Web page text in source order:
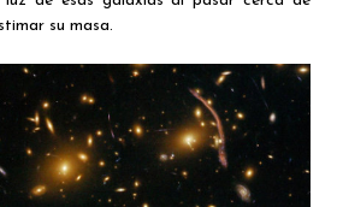
su masa.